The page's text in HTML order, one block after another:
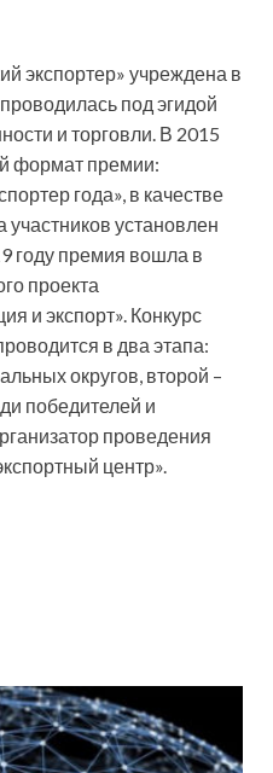
экспортер» учреждена в
под эгидой
и торговли. В 2015
формат премии:
года», в качестве
участников установлен
году премия вошла в
проекта
и экспорт». Конкурс
в два этапа:
округов, второй –
победителей и
проведения
центр».